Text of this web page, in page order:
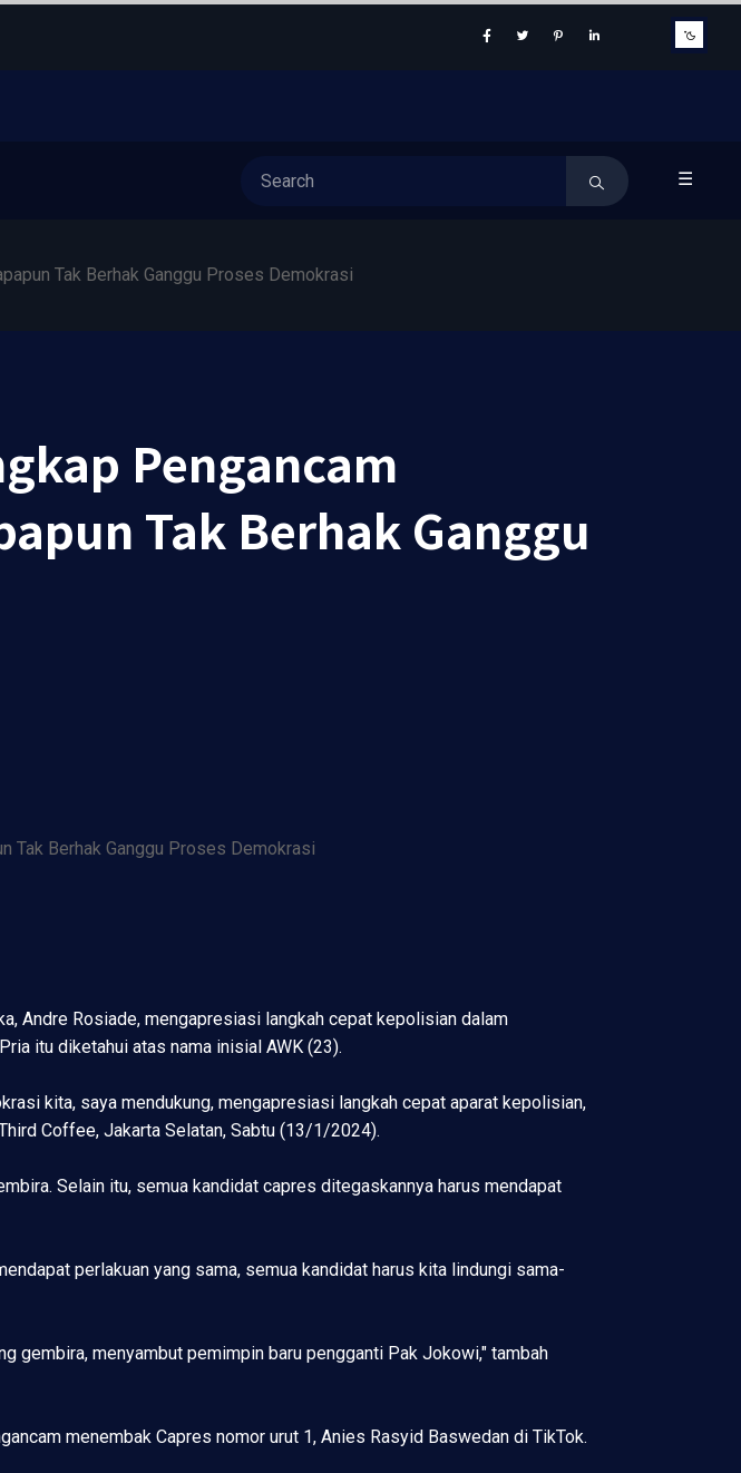
☰
Tak Berhak Ganggu Proses Demokrasi
Pengancam
Tak Berhak Ganggu
Andre Rosiade, mengapresiasi langkah cepat kepolisian dalam
itu diketahui atas nama inisial AWK (23).
kita, saya mendukung, mengapresiasi langkah cepat aparat kepolisian,
Coffee, Jakarta Selatan, Sabtu (13/1/2024).
Selain itu, semua kandidat capres ditegaskannya harus mendapat
perlakuan yang sama, semua kandidat harus kita lindungi sama-
gembira, menyambut pemimpin baru pengganti Pak Jokowi," tambah
menembak Capres nomor urut 1, Anies Rasyid Baswedan di TikTok.